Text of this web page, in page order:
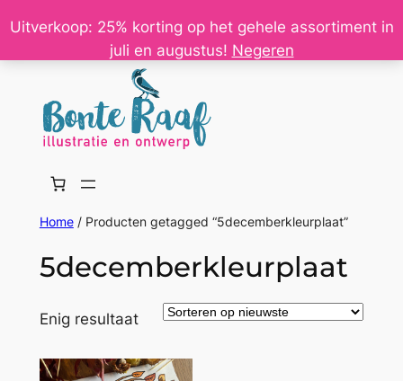
Uitverkoop: 25% korting op het gehele assortiment in
juli en augustus! Negeren
Ga
de
Home/ Producten getagged “5decemberkleurplaat”
5decemberkleurplaat
Enig resultaat